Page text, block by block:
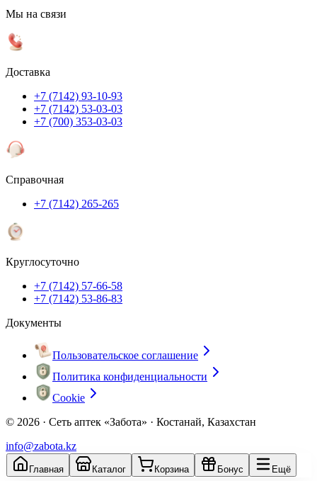
Мы на связи
Доставка
+7 (7142) 93-10-93
+7 (7142) 53-03-03
+7 (700) 353-03-03
Справочная
+7 (7142) 265-265
Круглосуточно
+7 (7142) 57-66-58
+7 (7142) 53-86-83
Документы
Пользовательское соглашение
Политика конфиденциальности
Cookie
© 2026 · Сеть аптек «Забота» · Костанай, Казахстан
info@zabota.kz
Главная Каталог Корзина Бонус Ещё